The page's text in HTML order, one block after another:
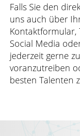
Falls Sie den
uns auch über
Kontaktformular,
Social Media
jederzeit gerne
voranzutreiben
besten Talenten